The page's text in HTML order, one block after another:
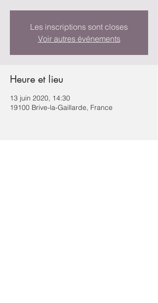
Les inscriptions sont closes
Voir autres événements
Heure et lieu
13 juin 2020, 14:30
19100 Brive-la-Gaillarde, France